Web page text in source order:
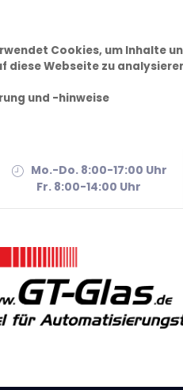
Cookies, um Inhalte
diese Webseite zu
und -hinweise
Mo.-Do. 8:00-17:00 Uhr
Fr. 8:00-14:00 Uhr